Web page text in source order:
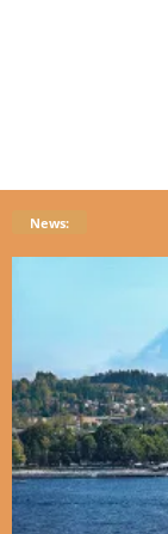
News: